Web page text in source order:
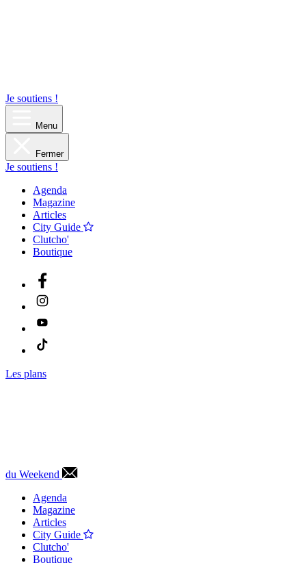
Je soutiens !
Menu
Fermer
Je soutiens !
Agenda
Magazine
Articles
City Guide
Clutcho'
Boutique
Les plans
du Weekend
Agenda
Magazine
Articles
City Guide
Clutcho'
Boutique